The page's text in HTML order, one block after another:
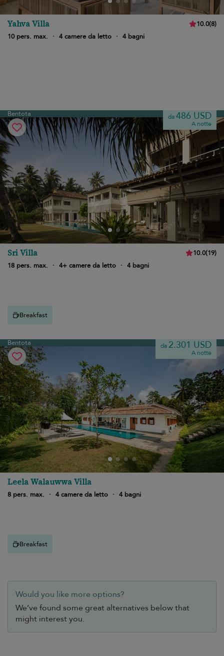
Yahva Villa 10.0(8)
10 pers. max.
· 4 camere da letto · 4 bagni
Bentota da486 USD
A notte
Sri Villa 10.0(19)
18 pers. max.
· 4+ camere da letto · 4 bagni
Breakfast
Bentota da 2.301 USD
A notte
Leela Walauwwa Villa
8 pers. max. · 4 camere da letto · 4 bagni
Breakfast
Would you like more options?
We’ve found some great alternatives below that
might interest you.